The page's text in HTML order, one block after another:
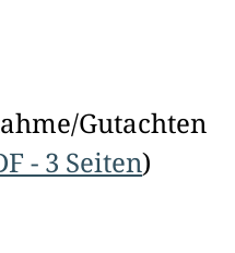
Gutachten
- 3 Seiten)